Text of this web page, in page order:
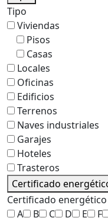
Tipo
Viviendas
Pisos
Casas
Locales
Oficinas
Edificios
Terrenos
Naves industriales
Garajes
Hoteles
Trasteros
Certificado
Certificado energético
A
B C D E F